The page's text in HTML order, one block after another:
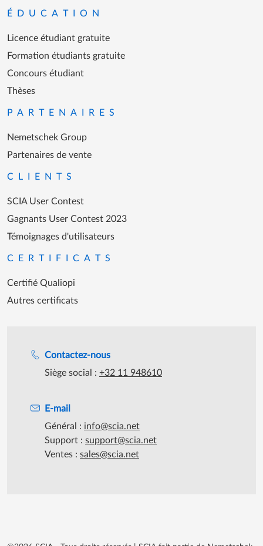
Contactez-nous
Siège social : +32 11 948610
E-mail
Général : info@scia.net
Support : support@scia.net
Ventes : sales@scia.net
ÉDUCATION
Licence étudiant gratuite
Formation étudiants gratuite
Concours étudiant
Thèses
PARTENAIRES
Nemetschek Group
Partenaires de vente
CLIENTS
SCIA User Contest
Gagnants User Contest 2023
Témoignages d'utilisateurs
CERTIFICATS
Certifié Qualiopi
Autres certificats